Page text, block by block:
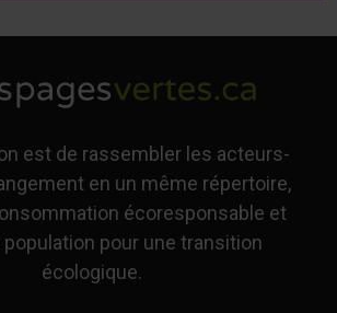
est de rassembler les acteurs-
en un même répertoire,
écoresponsable et
population pour une transition
écologique.